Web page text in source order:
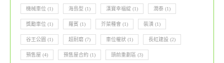
機械車位 (1) 海島型 (1) 漢寶幸福綻 (1) 潤泰 (1)
獎勵車位 (1) 羅賓 (1) 芥菜種會 (1) 裝潢 (1)
谷王公園 (1) 超耐磨 (7) 車位權狀 (1) 長虹建設 (2)
預售屋 (4) 預售屋合約 (1) 頭前重劃區 (3)